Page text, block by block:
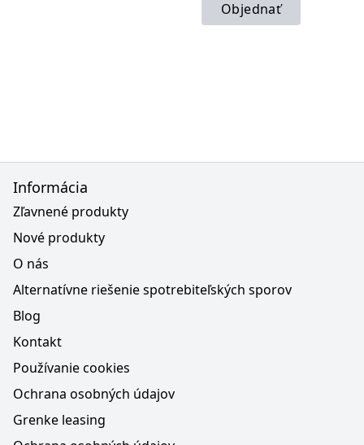
Objednať
Informácia
Zľavnené produkty
Nové produkty
O nás
Alternatívne riešenie spotrebiteľských sporov
Blog
Kontakt
Používanie cookies
Ochrana osobných údajov
Grenke leasing